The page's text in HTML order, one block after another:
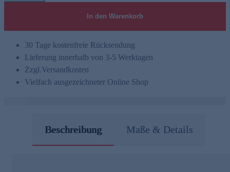
In den Warenkorb
30 Tage kostenfreie Rücksendung
Lieferung innerhalb von 3-5 Werktagen
Zzgl.Versandkosten
Vielfach ausgezeichneter Online Shop
Beschreibung Maße & Details